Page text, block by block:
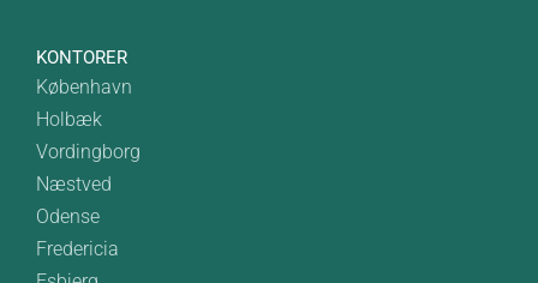
KONTORER
København
Holbæk
Vordingborg
Næstved
Odense
Fredericia